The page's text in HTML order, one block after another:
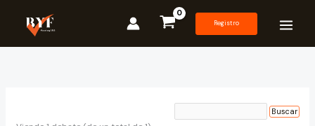
contenido
Registro